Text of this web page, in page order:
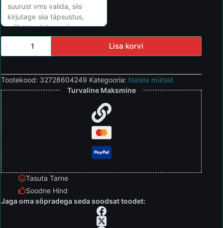
Lisa korvi
Tootekood: 32728604249 Kategooria: Naiste mütsid
Turvaline Maksmine
Tasuta Tarne
Soodne Hind
Jaga oma sõpradega seda soodsat toodet: